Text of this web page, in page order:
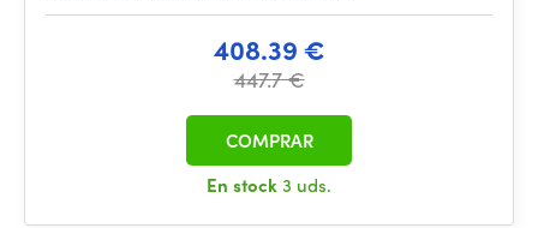
408.39 €
447.7 €
En stock3 uds.
COMPRAR